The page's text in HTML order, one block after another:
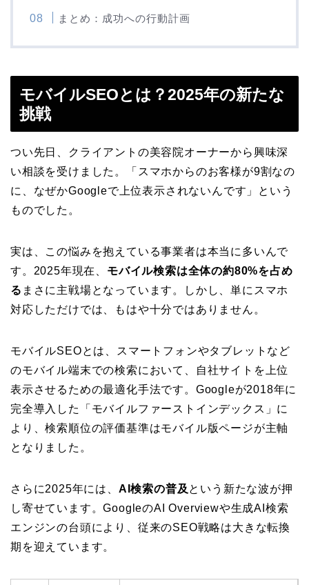
まとめ：成功への行動計画
モバイルSEOとは？2025年の新たな
挑戦
つい先日、クライアントの美容院オーナーから興味深
い相談を受けました。「スマホからのお客様が9割なの
に、なぜかGoogleで上位表示されないんです」という
ものでした。
実は、この悩みを抱えている事業者は本当に多いんで
す。2025年現在、 モバイル検索は全体の約80%を占め
る まさに主戦場となっています。しかし、単にスマホ
対応しただけでは、もはや十分ではありません。
モバイルSEOとは、スマートフォンやタブレットなど
のモバイル端末での検索において、自社サイトを上位
表示させるための最適化手法です。Googleが2018年に
完全導入した「モバイルファーストインデックス」に
より、検索順位の評価基準はモバイル版ページが主軸
となりました。
さらに2025年には、 AI検索の普及 という新たな波が押
し寄せています。GoogleのAI Overviewや生成AI検索
エンジンの台頭により、従来のSEO戦略は大きな転換
期を迎えています。